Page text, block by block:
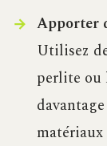
Apporter
Utilisez
perlite ou
matériaux